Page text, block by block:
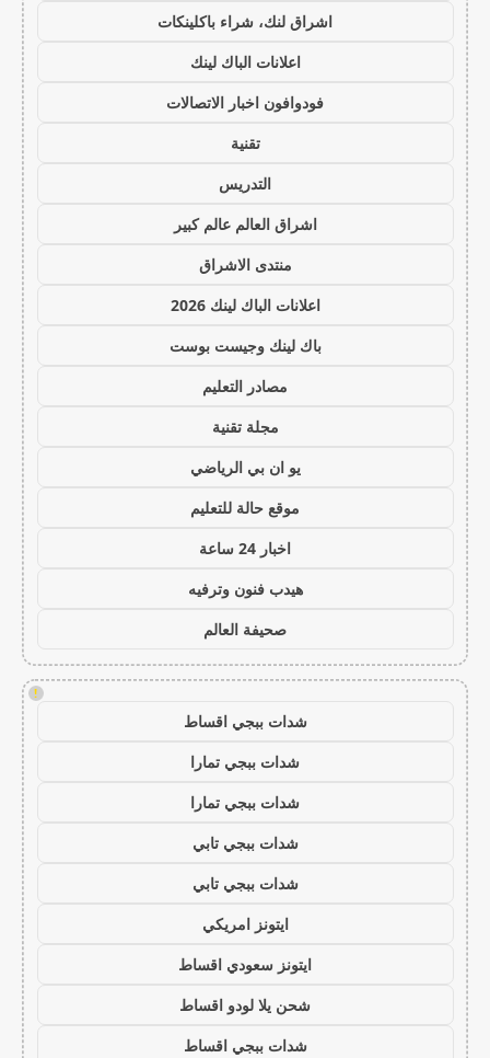
اشراق لنك، شراء باكلينكات
اعلانات الباك لينك
فودوافون اخبار الاتصالات
تقنية
التدريس
اشراق العالم عالم كبير
منتدى الاشراق
اعلانات الباك لينك 2026
باك لينك وجيست بوست
مصادر التعليم
مجلة تقنية
يو ان بي الرياضي
موقع حالة للتعليم
اخبار 24 ساعة
هيدب فنون وترفيه
صحيفة العالم
!
شدات ببجي اقساط
شدات ببجي تمارا
شدات ببجي تمارا
شدات ببجي تابي
شدات ببجي تابي
ايتونز امريكي
ايتونز سعودي اقساط
شحن يلا لودو اقساط
شدات ببجي اقساط